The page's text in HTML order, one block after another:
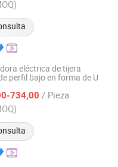
2026
eléctrica de tijera
perfil bajo en forma de U
734,00 / Pieza
Co., Ltd.
2026